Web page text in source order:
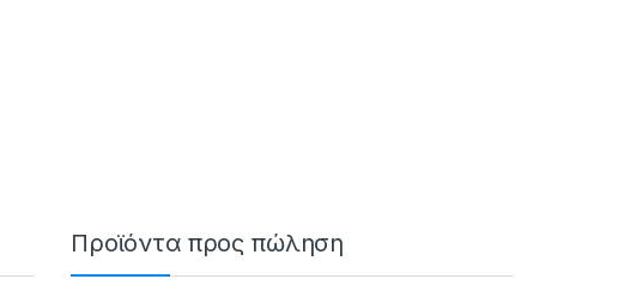
Προϊόντα προς πώληση